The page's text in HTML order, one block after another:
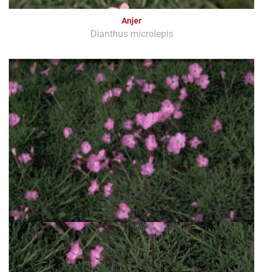
Anjer
Dianthus microlepis